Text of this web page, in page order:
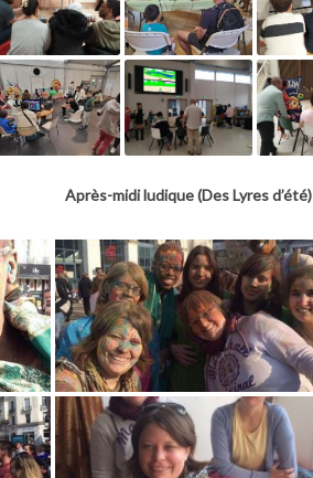
Après-midi ludique (Des Lyres d’été)